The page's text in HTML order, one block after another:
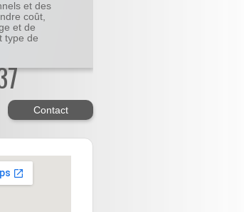
et des
coût,
et de
type de
Contact